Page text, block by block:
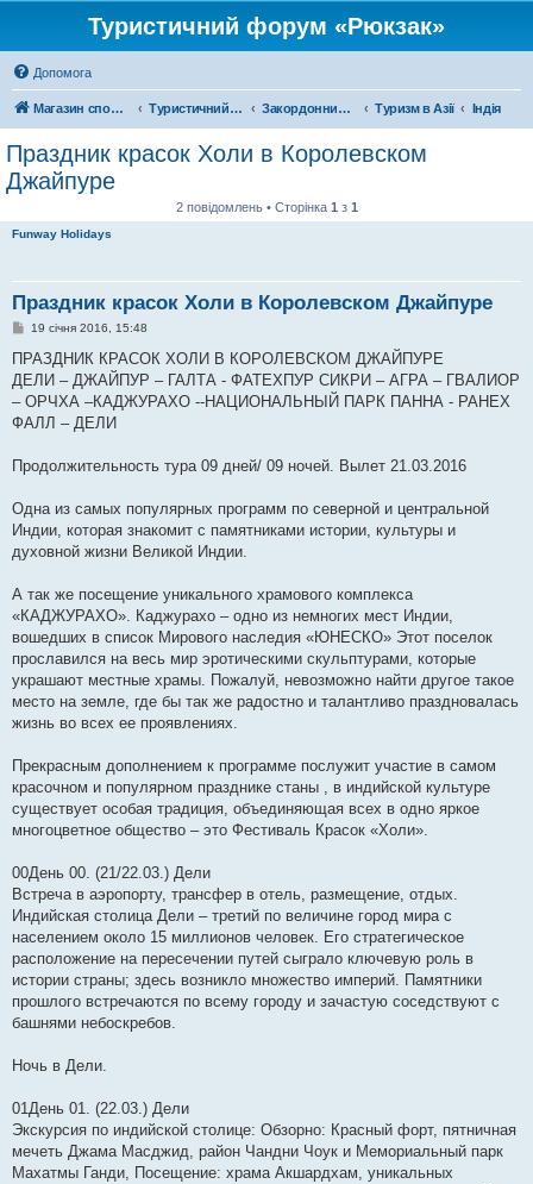
Туристичний форум «Рюкзак»
Допомога
Магазин спорядження Туристичний форум «Рюкзак» Закордонний туризм Туризм в Азії Індія
Праздник красок Холи в Королевском
Джайпуре
2 повідомлень • Сторінка 1 з 1
Funway Holidays
Праздник красок Холи в Королевском Джайпуре
П
в
д
о
л
н
19 січня 2016, 15:48
ПРАЗДНИК КРАСОК ХОЛИ В КОРОЛЕВСКОМ ДЖАЙПУРЕ
ДЕЛИ – ДЖАЙПУР – ГАЛТА - ФАТЕХПУР СИКРИ – АГРА – ГВАЛИОР
– ОРЧХА –КАДЖУРАХО --НАЦИОНАЛЬНЫЙ ПАРК ПАННА - РАНЕХ
ФАЛЛ – ДЕЛИ
Продолжительность тура 09 дней/ 09 ночей. Вылет 21.03.2016
Одна из самых популярных программ по северной и центральной
Индии, которая знакомит с памятниками истории, культуры и
духовной жизни Великой Индии.
А так же посещение уникального храмового комплекса
«КАДЖУРАХО». Каджурахо – одно из немногих мест Индии,
вошедших в список Мирового наследия «ЮНЕСКО» Этот поселок
прославился на весь мир эротическими скульптурами, которые
украшают местные храмы. Пожалуй, невозможно найти другое такое
место на земле, где бы так же радостно и талантливо праздновалась
жизнь во всех ее проявлениях.
Прекрасным дополнением к программе послужит участие в самом
красочном и популярном празднике станы , в индийской культуре
существует особая традиция, объединяющая всех в одно яркое
многоцветное общество – это Фестиваль Красок «Холи».
00День 00. (21/22.03.) Дели
Встреча в аэропорту, трансфер в отель, размещение, отдых.
Индийская столица Дели – третий по величине город мира с
населением около 15 миллионов человек. Его стратегическое
расположение на пересечении путей сыграло ключевую роль в
истории страны; здесь возникло множество империй. Памятники
прошлого встречаются по всему городу и зачастую соседствуют с
башнями небоскребов.
Ночь в Дели.
01День 01. (22.03.) Дели
Экскурсия по индийской столице: Обзорно: Красный форт, пятничная
мечеть Джама Масджид, район Чандни Чоук и Мемориальный парк
Махатмы Ганди, Посещение: храма Акшардхам, уникальных